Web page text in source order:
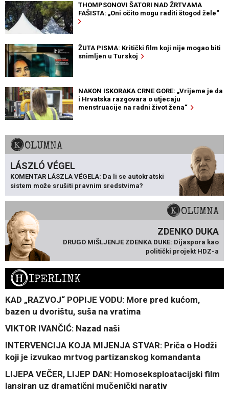
THOMPSONOVI ŠATORI NAD ŽRTVAMA
FAŠISTA: „Oni očito mogu raditi štogod žele“
ŽUTA PISMA: Kritički film koji nije mogao biti
snimljen u Turskoj
NAKON ISKORAKA CRNE GORE: „Vrijeme je da
i Hrvatska razgovara o utjecaju
menstruacije na radni život žena“
KOLUMNA
LÁSZLÓ VÉGEL
KOMENTAR LÁSZLA VÉGELA: Da li se autokratski
sistem može srušiti pravnim sredstvima?
KOLUMNA
ZDENKO DUKA
DRUGO MIŠLJENJE ZDENKA DUKE: Dijaspora kao
politički projekt HDZ-a
HIPERLINK
KAD „RAZVOJ“ POPIJE VODU: More pred kućom,
bazen u dvorištu, suša na vratima
VIKTOR IVANČIĆ: Nazad naši
INTERVENCIJA KOJA MIJENJA STVAR: Priča o Hodži
koji je izvukao mrtvog partizanskog komandanta
LIJEPA VEČER, LIJEP DAN: Homoseksploatacijski film
lansiran uz dramatični mučenički narativ